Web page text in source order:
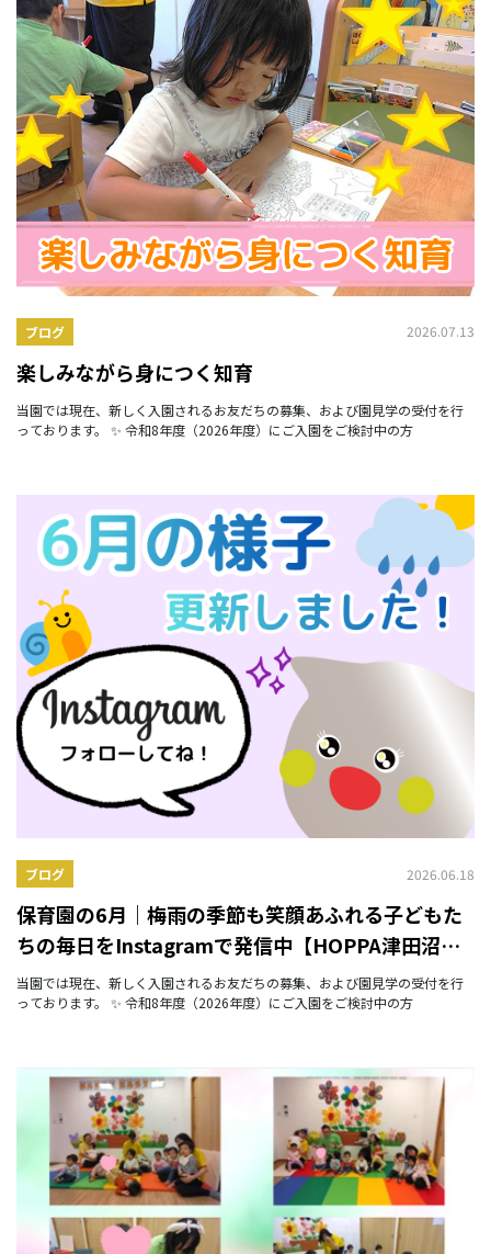
ブログ 2026.07.13
楽しみながら身につく知育
当園では現在、新しく入園されるお友だちの募集、および園見学の受付を行
っております。 ✨ 令和8年度（2026年度）にご入園をご検討中の方
ブログ 2026.06.18
保育園の6月｜梅雨の季節も笑顔あふれる子どもた
ちの毎日をInstagramで発信中【HOPPA津田沼
ザ・タワー】
当園では現在、新しく入園されるお友だちの募集、および園見学の受付を行
っております。 ✨ 令和8年度（2026年度）にご入園をご検討中の方